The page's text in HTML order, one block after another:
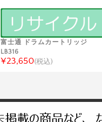
富士通 ドラムカートリッジ
LB316
¥23,650(税込)